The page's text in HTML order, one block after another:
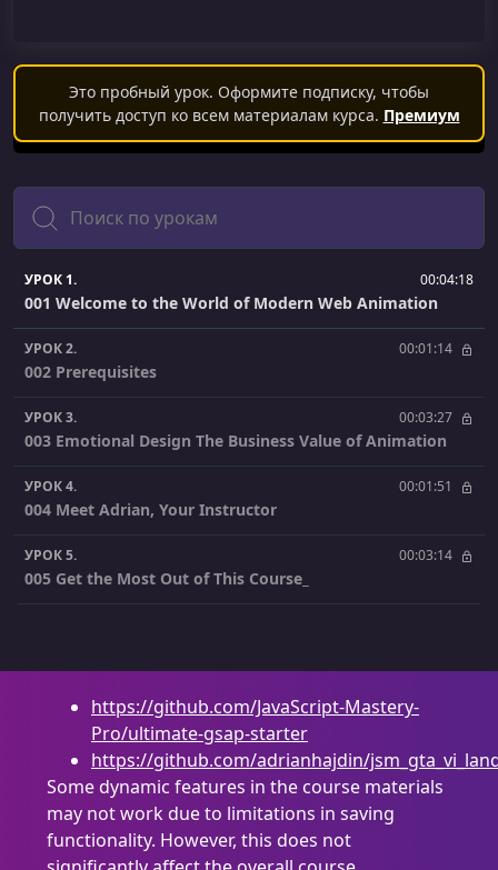
Это пробный урок. Оформите подписку, чтобы
получить доступ ко всем материалам курса. Премиум
Поиск
УРОК 1. 00:04:18
001 Welcome to the World of Modern Web Animation
УРОК 2. 00:01:14
002 Prerequisites
УРОК 3. 00:03:27
003 Emotional Design The Business Value of Animation
УРОК 4. 00:01:51
004 Meet Adrian, Your Instructor
УРОК 5. 00:03:14
005 Get the Most Out of This Course_
007 Environment Setup
УРОК 8. 00:06:37
008 Our Workflow
УРОК 9.
009 Your First Animation
https://github.com/JavaScript-Mastery-
Pro/ultimate-gsap-starter
https://github.com/adrianhajdin/
Some dynamic features in the course materials
may not work due to limitations in saving
functionality. However, this does not